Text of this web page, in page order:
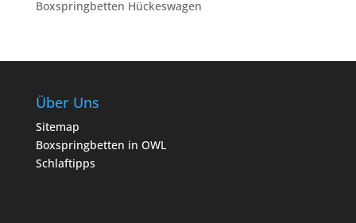
Boxspringbetten Hückeswagen
Über Uns
Sitemap
Boxspringbetten in OWL
Schlaftipps